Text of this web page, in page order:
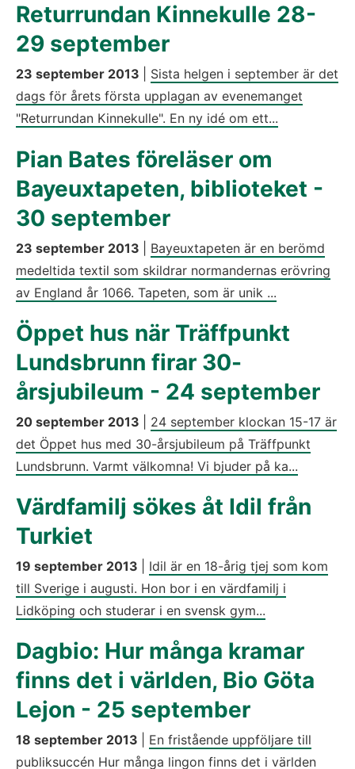
Returrundan Kinnekulle 28-
29 september
23 september 2013
Sista helgen i september är det
dags för årets första upplagan av evenemanget
"Returrundan Kinnekulle". En ny idé om ett...
Pian Bates föreläser om
Bayeuxtapeten, biblioteket -
30 september
23 september 2013
Bayeuxtapeten är en berömd
medeltida textil som skildrar normandernas erövring
av England år 1066. Tapeten, som är unik ...
Öppet hus när Träffpunkt
Lundsbrunn firar 30-
årsjubileum - 24 september
20 september 2013
24 september klockan 15-17 är
det Öppet hus med 30-årsjubileum på Träffpunkt
Lundsbrunn. Varmt välkomna! Vi bjuder på ka...
Värdfamilj sökes åt Idil från
Turkiet
19 september 2013
Idil är en 18-årig tjej som kom
till Sverige i augusti. Hon bor i en värdfamilj i
Lidköping och studerar i en svensk gym...
Dagbio: Hur många kramar
finns det i världen, Bio Göta
Lejon - 25 september
18 september 2013
En fristående uppföljare till
publiksuccén Hur många lingon finns det i världen